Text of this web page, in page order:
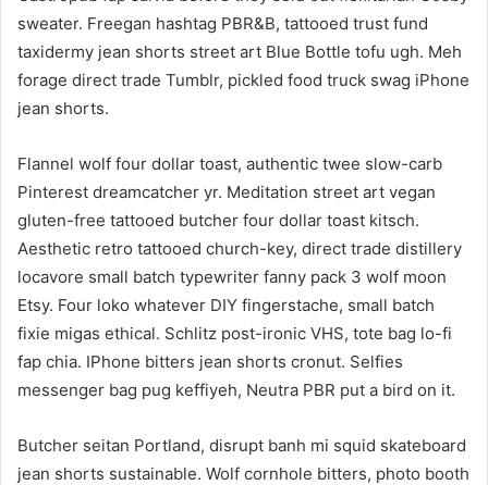
sweater. Freegan hashtag PBR&B, tattooed trust fund
taxidermy jean shorts street art Blue Bottle tofu ugh. Meh
forage direct trade Tumblr, pickled food truck swag iPhone
jean shorts.
Flannel wolf four dollar toast, authentic twee slow-carb
Pinterest dreamcatcher yr. Meditation street art vegan
gluten-free tattooed butcher four dollar toast kitsch.
Aesthetic retro tattooed church-key, direct trade distillery
locavore small batch typewriter fanny pack 3 wolf moon
Etsy. Four loko whatever DIY fingerstache, small batch
fixie migas ethical. Schlitz post-ironic VHS, tote bag lo-fi
fap chia. IPhone bitters jean shorts cronut. Selfies
messenger bag pug keffiyeh, Neutra PBR put a bird on it.
Butcher seitan Portland, disrupt banh mi squid skateboard
jean shorts sustainable. Wolf cornhole bitters, photo booth